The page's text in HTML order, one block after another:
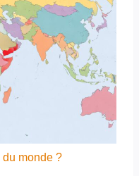
du monde ?